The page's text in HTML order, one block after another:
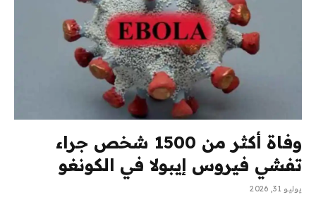
وفاة أكثر من 1500 شخص جراء
تفشي فيروس إيبولا في الكونغو
يوليو 31, 2026